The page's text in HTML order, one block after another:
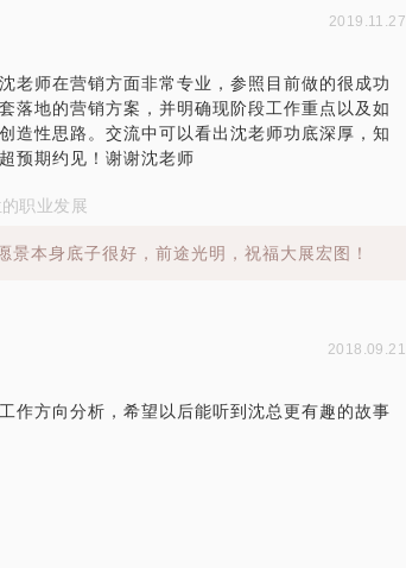
2019.11.27
老师在营销方面非常专业，参照目前做的很成功
落地的营销方案，并明确现阶段工作重点以及如
造性思路。交流中可以看出沈老师功底深厚，知
预期约见！谢谢沈老师
职业发展
本身底子很好，前途光明，祝福大展宏图！
2018.09.21
作方向分析，希望以后能听到沈总更有趣的故事